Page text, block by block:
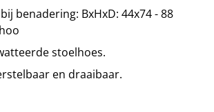
benadering: BxHxD: 44x74 - 88
stoelhoes.
en draaibaar.